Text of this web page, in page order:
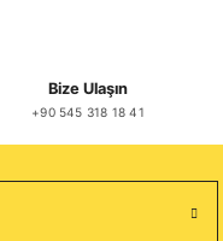
Bize Ulaşın
+90 545 318 18 41